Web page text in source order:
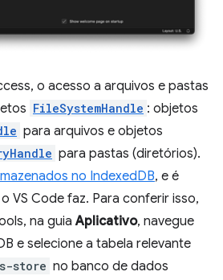
o acesso a arquivos e pastas
FileSystemHandle : objetos
para arquivos e objetos
para pastas (diretórios).
no IndexedDB, e é
VS Code faz. Para conferir isso,
na guiaAplicativo, navegue
e selecione a tabela relevante
store no banco de dados